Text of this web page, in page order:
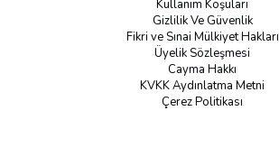
Kullanım Koşuları
Gizlilik Ve Güvenlik
Fikri ve Sınai Mülkiyet Hakları
Üyelik Sözleşmesi
Cayma Hakkı
KVKK Aydınlatma Metni
Çerez Politikası